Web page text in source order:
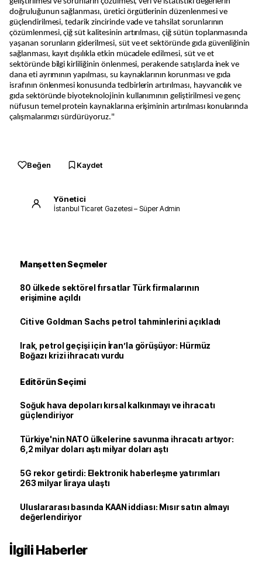
doğruluğunun sağlanması, üretici örgütlerinin düzenlenmesi ve
güçlendirilmesi, tedarik zincirinde vade ve tahsilat sorunlarının
çözümlenmesi, çiğ süt kalitesinin artırılması, çiğ sütün toplanmasında
yaşanan sorunların giderilmesi, süt ve et sektöründe gıda güvenliğinin
sağlanması, kayıt dışılıkla etkin mücadele edilmesi, süt ve et
sektöründe bilgi kirliliğinin önlenmesi, perakende satışlarda inek ve
dana eti ayrımının yapılması, su kaynaklarının korunması ve gıda
israfının önlenmesi konusunda tedbirlerin artırılması, hayvancılık ve
gıda sektöründe biyoteknolojinin kullanımının geliştirilmesi ve genç
nüfusun temel protein kaynaklarına erişiminin artırılması konularında
çalışmalarımızı sürdürüyoruz."
Beğen Kaydet
Yönetici
İstanbul Ticaret Gazetesi – Süper Admin
Manşetten Seçmeler
80 ülkede sektörel fırsatlar Türk firmalarının
erişimine açıldı
Citi ve Goldman Sachs petrol tahminlerini açıkladı
Irak, petrol geçişi için İran’la görüşüyor: Hürmüz
Boğazı krizi ihracatı vurdu
Editörün Seçimi
Soğuk hava depoları kırsal kalkınmayı ve ihracatı
güçlendiriyor
Türkiye'nin NATO ülkelerine savunma ihracatı artıyor:
6,2 milyar doları aştı milyar doları aştı
5G rekor getirdi: Elektronik haberleşme yatırımları
263 milyar liraya ulaştı
Uluslararası basında KAAN iddiası: Mısır satın almayı
değerlendiriyor
İlgili Haberler